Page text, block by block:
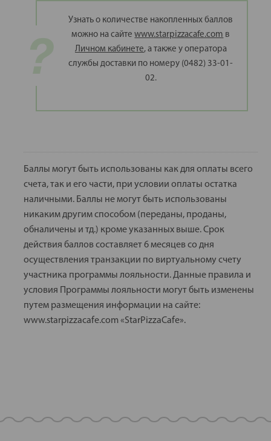
Узнать о количестве накопленных баллов
можно на сайтеwww.starpizzacafe.com в
Личном кабинете, а также у оператора
службы доставки по номеру (0482) 33-01-
02.
Баллы могут быть использованы как для оплаты всего
счета, так и его части, при условии оплаты остатка
наличными. Баллы не могут быть использованы
никаким другим способом (переданы, проданы,
обналичены и тд.) кроме указанных выше. Срок
действия баллов составляет 6 месяцев со дня
осуществления транзакции по виртуальному счету
участника программы лояльности. Данные правила и
условия Программы лояльности могут быть изменены
путем размещения информации на сайте:
www.starpizzacafe.com «StarPizzaCafe».